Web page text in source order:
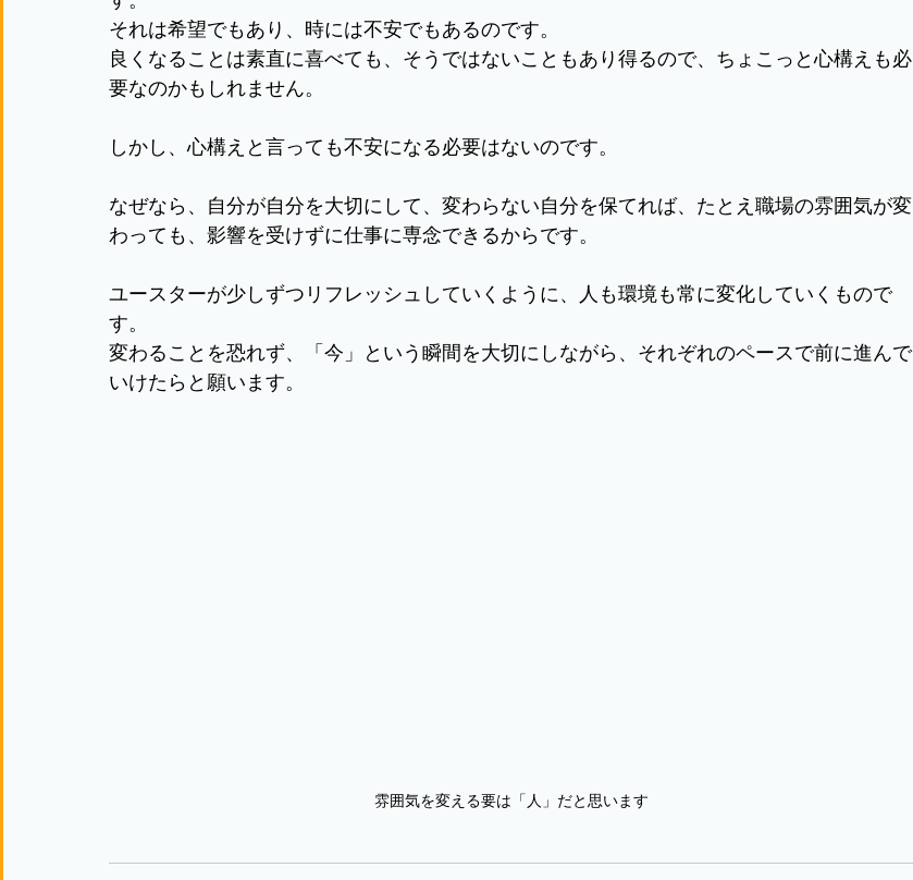
それは希望でもあり、時には不安でもあるのです。
良くなることは素直に喜べても、そうではないこともあり得るので、ちょこっと心構えも必
要なのかもしれません。
しかし、心構えと言っても不安になる必要はないのです。
なぜなら、自分が自分を大切にして、変わらない自分を保てれば、たとえ職場の雰囲気が変
わっても、影響を受けずに仕事に専念できるからです。
ユースターが少しずつリフレッシュしていくように、人も環境も常に変化していくもので
す。
変わることを恐れず、「今」という瞬間を大切にしながら、それぞれのペースで前に進んで
いけたらと願います。
雰囲気を変える要は「人」だと思います